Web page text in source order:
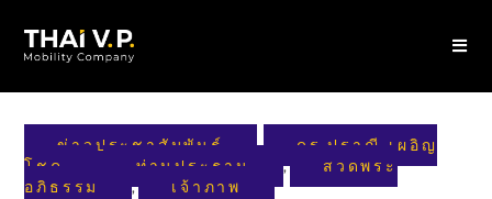
ข่าวประชาสัมพันธ์ ,
ดร.ปราณี เผอิญ
โชค
ท่านประธาน ,
สวดพระ
อภิธรรม
, เจ้าภาพ